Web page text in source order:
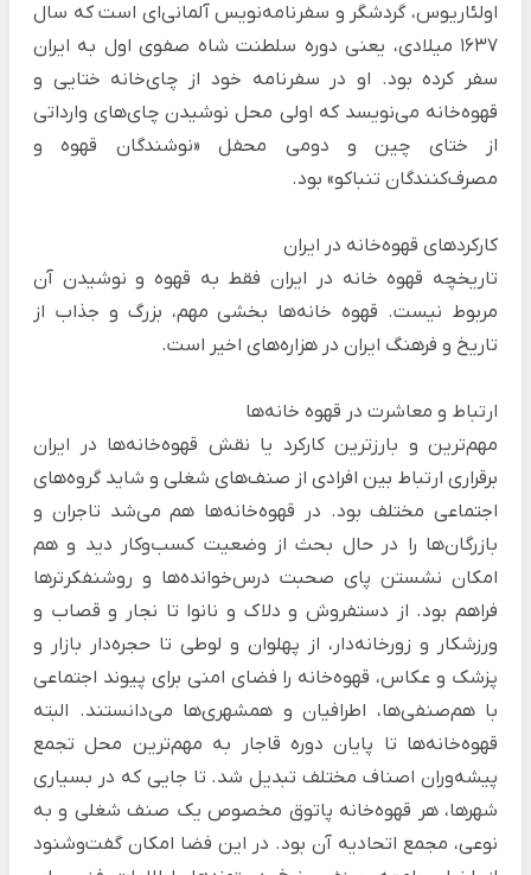
اولئاریوس، گردشگر و سفرنامه‌نویس آلمانی‌ای است که سال
1637 میلادی، یعنی دوره سلطنت شاه صفوی اول به ایران
سفر کرده بود. او در سفرنامه خود از چای‌خانه ختایی و
قهوه‌خانه می‌نویسد که اولی محل نوشیدن چای‌های وارداتی
از ختای چین و دومی محفل «نوشندگان قهوه و
مصرف‌کنندگان تنباکو» بود.
کارکردهای قهوه‌خانه در ایران
تاریخچه قهوه خانه در ایران فقط به قهوه و نوشیدن آن
مربوط نیست. قهوه خانه‌ها بخشی مهم، بزرگ و جذاب از
تاریخ و فرهنگ ایران در هزاره‌های اخیر است.
ارتباط و معاشرت در قهوه خانه‌ها
مهم‌ترین و بارزترین کارکرد یا نقش قهوه‌خانه‌ها در ایران
برقراری ارتباط بین افرادی از صنف‌های شغلی و شاید گروه‌های
اجتماعی مختلف بود. در قهوه‌خانه‌ها هم می‌شد تاجران و
بازرگان‌ها را در حال بحث از وضعیت کسب‌وکار دید و هم
امکان نشستن پای صحبت درس‌خوانده‌ها و روشنفکرترها
فراهم بود. از دستفروش و دلاک و نانوا تا نجار و قصاب و
ورزشکار و زورخانه‌دار، از پهلوان و لوطی تا حجره‌دار بازار و
پزشک و عکاس، قهوه‌خانه را فضای امنی برای پیوند اجتماعی
با هم‌صنفی‌ها، اطرافیان و همشهری‌ها می‌دانستند. البته
قهوه‌خانه‌ها تا پایان دوره قاجار به مهم‌ترین محل تجمع
پیشه‌وران اصناف مختلف تبدیل شد. تا جایی که در بسیاری
شهرها، هر قهوه‌خانه پاتوق مخصوص یک صنف شغلی و به
نوعی، مجمع اتحادیه آن بود. در این فضا امکان گفت‌وشنود